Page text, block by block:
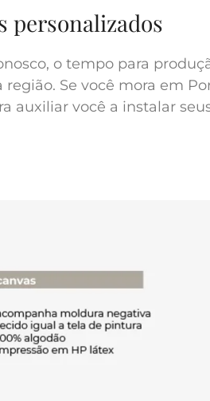
personalizados
o tempo para
Se você mora em
auxiliar você a instalar